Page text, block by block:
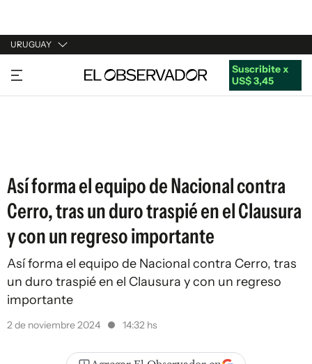
URUGUAY
URUGUAY
ARGENTINA
Suscribite x
US$ 3,45
Así forma el equipo de Nacional contra
Cerro, tras un duro traspié en el Clausura
y con un regreso importante
Así forma el equipo de Nacional contra Cerro, tras
un duro traspié en el Clausura y con un regreso
importante
2 de noviembre 2024 14:32 hs